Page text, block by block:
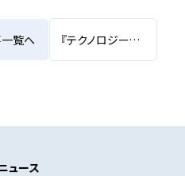
覧へ 『テクノロジープラットフォームと技術価値評価を学ぶ』ウェビナーの開催について
ュース